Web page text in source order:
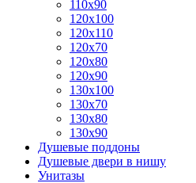
110x90
120x100
120x110
120x70
120x80
120x90
130x100
130x70
130x80
130x90
Душевые поддоны
Душевые двери в нишу
Унитазы